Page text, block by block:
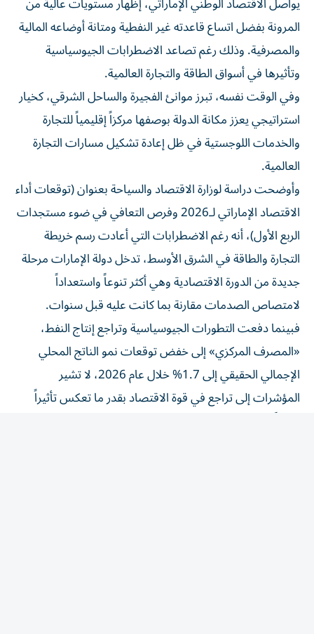
المرونة بفضل اتساع قاعدته غير النفطية ومتانة أوضاعه المالية
والمصرفية. وذلك رغم تصاعد الاضطرابات الجيوسياسية
وتأثيرها في أسواق الطاقة والتجارة العالمية.
وفي الوقت نفسه، تبرز موانئ الفجيرة والساحل الشرقي، كخيار
استراتيجي يعزز مكانة الدولة بوصفها مركزاً إقليمياً للتجارة
والخدمات اللوجستية في ظل إعادة تشكيل مسارات التجارة
العالمية.
وأوضحت دراسة لوزارة الاقتصاد والسياحة بعنوان (توقعات أداء
الاقتصاد الإماراتي لـ2026 وفرص التعافي في ضوء مستجدات
الربع الأول)، أنه رغم الاضطرابات التي أعادت رسم خريطة
التجارة والطاقة في الشرق الأوسط، تدخل دولة الإمارات مرحلة
جديدة من الدورة الاقتصادية وهي أكثر تنوعاً واستعداداً
لامتصاص الصدمات مقارنة بما كانت عليه قبل سنوات.
فبينما دفعت التطورات الجيوسياسية وتراجع إنتاج النفط،
«المصرف المركزي» إلى خفض توقعات نمو الناتج المحلي
الإجمالي الحقيقي إلى 1.7% خلال عام 2026، لا تشير
المؤشرات إلى تراجع في قوة الاقتصاد بقدر ما تعكس تأثيراً
مؤقتاً لعوامل خارجية على قطاع الطاقة وسلاسل الإمداد